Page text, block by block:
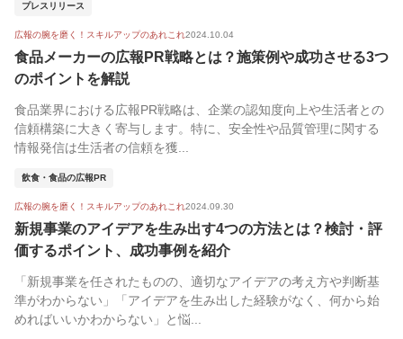
プレスリリース
広報の腕を磨く！スキルアップのあれこれ2024.10.04
食品メーカーの広報PR戦略とは？施策例や成功させる3つ
のポイントを解説
食品業界における広報PR戦略は、企業の認知度向上や生活者との
信頼構築に大きく寄与します。特に、安全性や品質管理に関する
情報発信は生活者の信頼を獲...
飲食・食品の広報PR
広報の腕を磨く！スキルアップのあれこれ2024.09.30
新規事業のアイデアを生み出す4つの方法とは？検討・評
価するポイント、成功事例を紹介
「新規事業を任されたものの、適切なアイデアの考え方や判断基
準がわからない」「アイデアを生み出した経験がなく、何から始
めればいいかわからない」と悩...